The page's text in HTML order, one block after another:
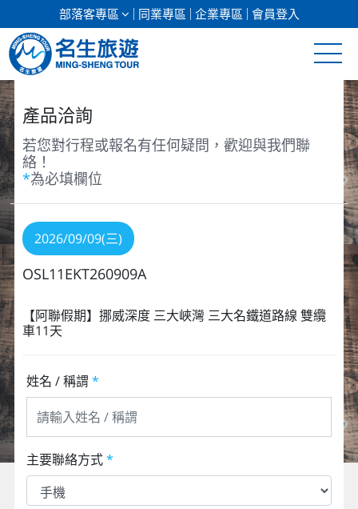
部落客專區 同業專區 企業專區 會員登入
清倉促銷
日本專館
郵輪假期
海島假期
韓國
東南亞
美加紐澳
歐洲
產品洽詢
若您對行程或報名有任何疑問，歡迎與我們聯
絡！
*為必填欄位
2026/09/09(三)
OSL11EKT260909A
【阿聯假期】挪威深度 三大峽灣 三大名鐵道路線 雙纜
車11天
姓名 / 稱謂 *
主要聯絡方式*